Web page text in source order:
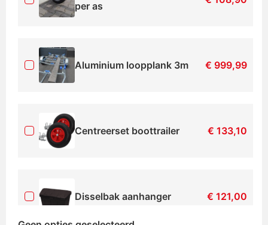
per as
Aluminium loopplank 3m € 999,99
Centreerset boottrailer € 133,10
Disselbak aanhanger € 121,00